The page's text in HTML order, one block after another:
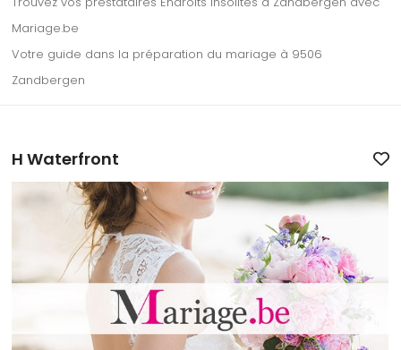
Mariage.be
Votre guide dans la préparation du mariage à 9506
Zandbergen
H Waterfront